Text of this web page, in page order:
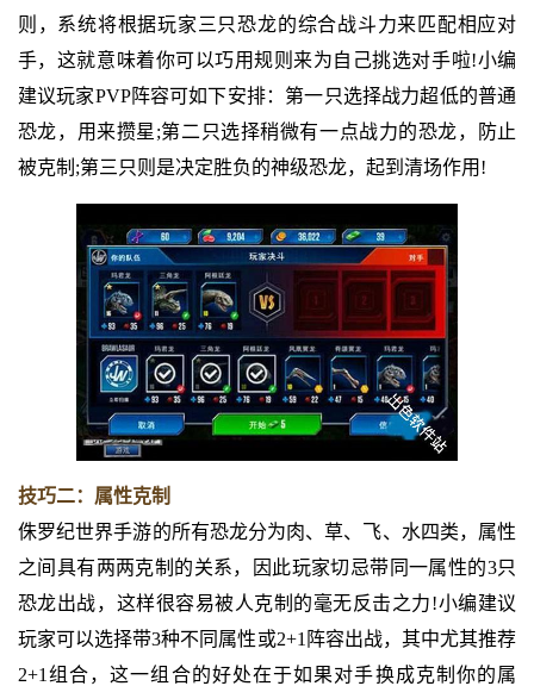
则，系统将根据玩家三只恐龙的综合战斗力来匹配相应对
手，这就意味着你可以巧用规则来为自己挑选对手啦!小编
建议玩家PVP阵容可如下安排：第一只选择战力超低的普通
恐龙，用来攒星;第二只选择稍微有一点战力的恐龙，防止
被克制;第三只则是决定胜负的神级恐龙，起到清场作用!
技巧二：属性克制
侏罗纪世界手游的所有恐龙分为肉、草、飞、水四类，属性
之间具有两两克制的关系，因此玩家切忌带同一属性的3只
恐龙出战，这样很容易被人克制的毫无反击之力!小编建议
玩家可以选择带3种不同属性或2+1阵容出战，其中尤其推荐
2+1组合，这一组合的好处在于如果对手换成克制你的属